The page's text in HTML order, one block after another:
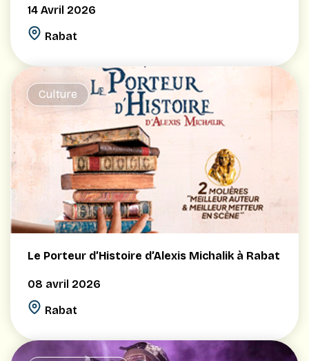
14 Avril 2026
Rabat
Culture
Le Porteur d’Histoire d’Alexis Michalik à Rabat
08 avril 2026
Rabat